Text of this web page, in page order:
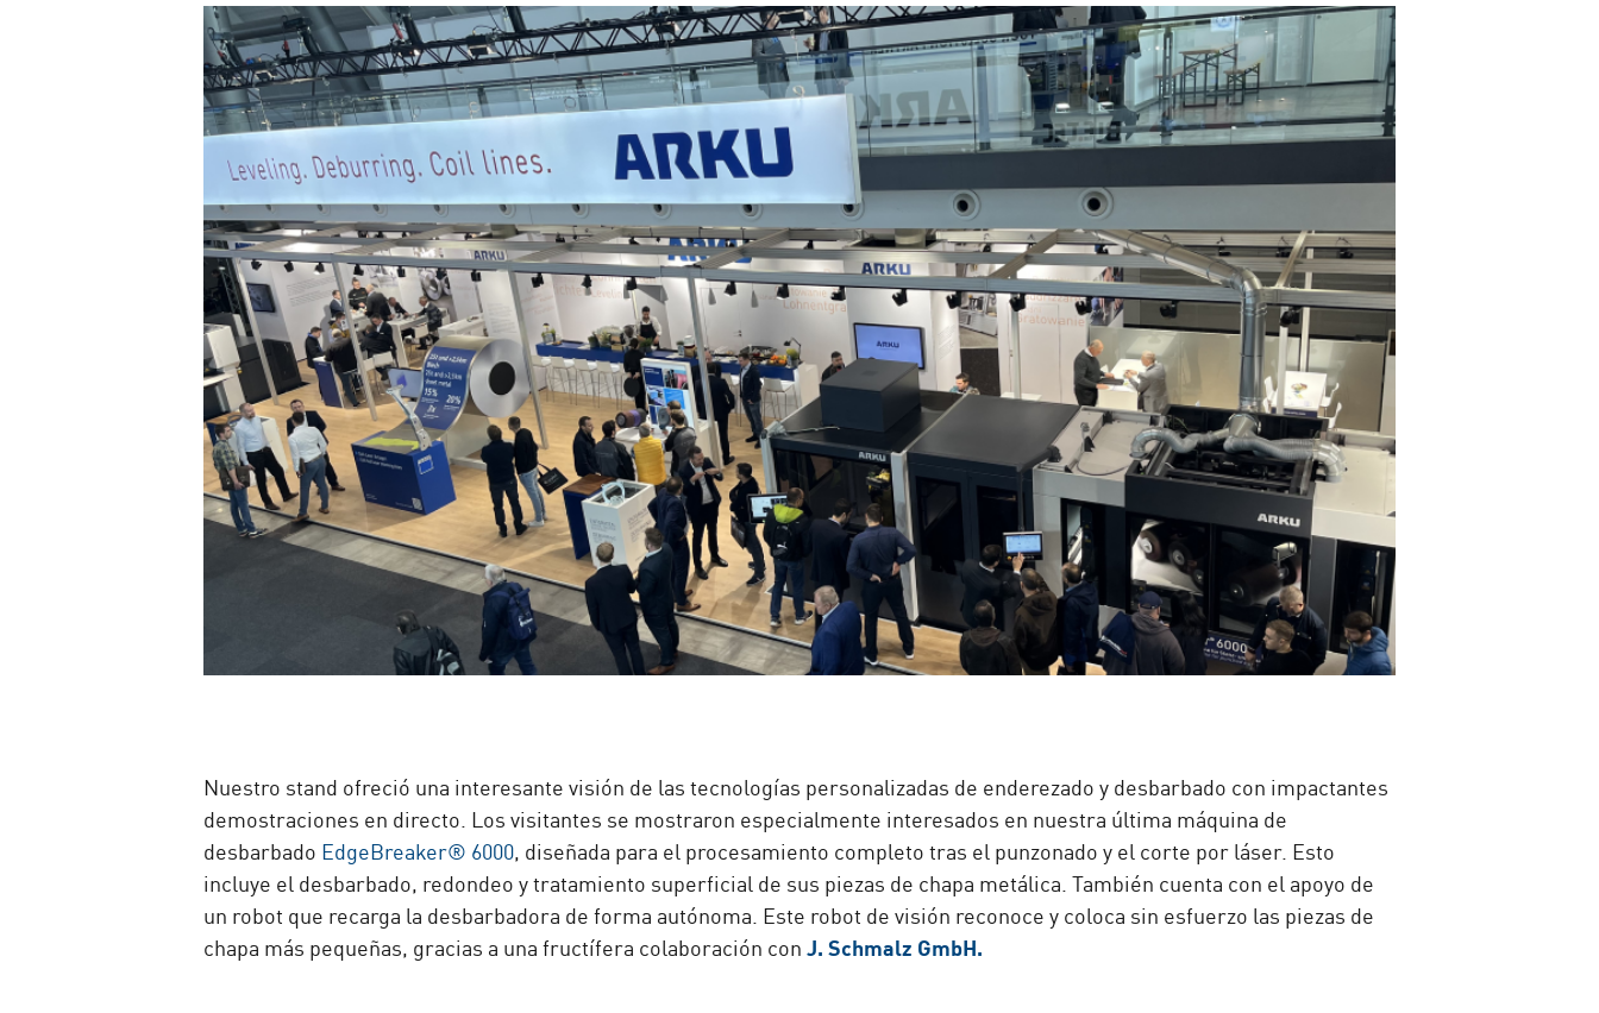
Nuestro stand ofreció una interesante visión de las tecnologías personalizadas de enderezado y desbarbado con impactantes
demostraciones en directo. Los visitantes se mostraron especialmente interesados en nuestra última máquina de
desbarbado EdgeBreaker® 6000, diseñada para el procesamiento completo tras el punzonado y el corte por láser. Esto
incluye el desbarbado, redondeo y tratamiento superficial de sus piezas de chapa metálica. También cuenta con el apoyo de
un robot que recarga la desbarbadora de forma autónoma. Este robot de visión reconoce y coloca sin esfuerzo las piezas de
chapa más pequeñas, gracias a una fructífera colaboración con J. Schmalz GmbH.